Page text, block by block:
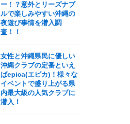
ー！？意外とリーズナブ
ルで楽しみやすい沖縄の
夜遊び事情を潜入調
査！！
女性と沖縄県民に優しい
沖縄クラブの定番といえ
ばepica(エピカ)！様々な
イベントで盛り上がる県
内最大級の人気クラブに
潜入！